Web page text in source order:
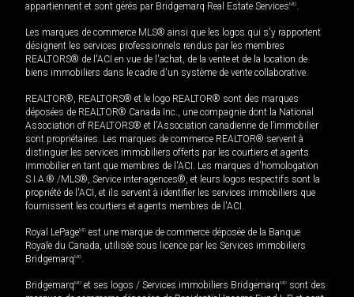
appartiennent et sont gérés par Bridgemarq Real Estate ServicesMD.
Les marques de commerce MLS® ainsi que les logos qui s'y rapportent
désignent les services professionnels rendus par les membres
REALTORS® de l'ACI en vue de l'achat, de la vente et de la location de
biens immobiliers dans le cadre d'un système de vente collaborative.
REALTOR®, REALTORS® et le logo REALTOR® sont des marques
déposées de REALTOR® Canada Inc., une compagnie dont la National
Association of REALTORS® et l'Association canadienne de l’immobilier
sont propriétaires. Les marques de commerce REALTOR® servent à
distinguer les services immobiliers offerts par les courtiers et agents
immobilier en tant que membres de l'ACI. Les marques d'homologation
S.I.A.® /MLS®, Service inter-agences®, et leurs logos respectifs sont la
propriété de l'ACI, et ils servent à identifier les services immobiliers que
fournissent les courtiers et agents membres de l'ACI.
Royal LePageMD est une marque de commerce déposée de la Banque
Royale du Canada, utilisée sous licence par les Services immobiliers
BridgemarqMD.
BridgemarqMD et ses logos / Services immobiliers BridgemarqMD sont des